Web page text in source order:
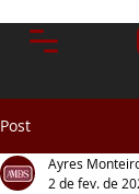
Post
Ayres
2 de fev. de